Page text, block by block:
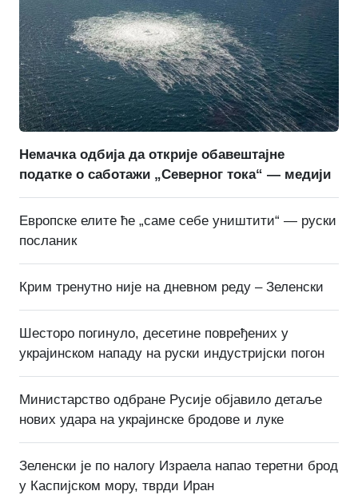
Немачка одбија да открије обавештајне
податке о саботажи „Северног тока“ — медији
Европске елите ће „саме себе уништити“ — руски
посланик
Крим тренутно није на дневном реду – Зеленски
Шесторо погинуло, десетине повређених у
украјинском нападу на руски индустријски погон
Министарство одбране Русије објавило детаље
нових удара на украјинске бродове и луке
Зеленски је по налогу Израела напао теретни брод
у Каспијском мору, тврди Иран